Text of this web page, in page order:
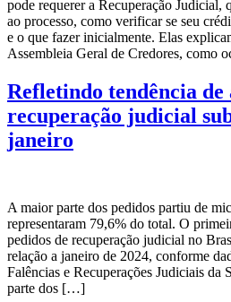
pode requerer a Recuperação Judicial,
ao processo, como verificar se seu
e o que fazer inicialmente. Elas
Assembleia Geral de Credores, como
Refletindo tendência de
recuperação judicial
janeiro
A maior parte dos pedidos partiu de
representaram 79,6% do total. O
pedidos de recuperação judicial no
relação a janeiro de 2024, conforme
Falências e Recuperações Judiciais da
parte dos […]